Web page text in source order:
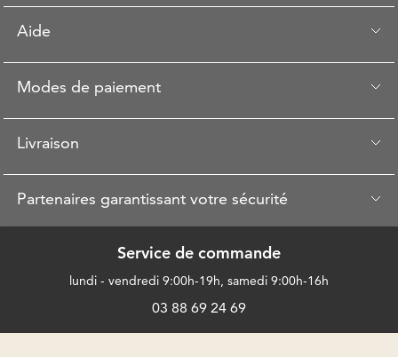
Aide
Modes de paiement
Livraison
Partenaires garantissant votre sécurité
Service de commande
lundi - vendredi 9:00h-19h, samedi 9:00h-16h
03 88 69 24 69